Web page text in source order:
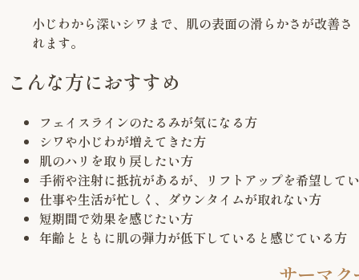
小じわから深いシワまで、肌の表面の滑らかさが改善さ
れます。
こんな方におすすめ
フェイスラインのたるみが気になる方
シワや小じわが増えてきた方
肌のハリを取り戻したい方
手術や注射に抵抗があるが、リフトアップを希望して
仕事や生活が忙しく、ダウンタイムが取れない方
短期間で効果を感じたい方
年齢とともに肌の弾力が低下していると感じている方
サーマ